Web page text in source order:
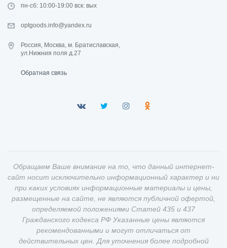
пн-сб: 10:00-19:00 вск: вых
optgoods.info@yandex.ru
Россия, Москва, м. Братиславская,
ул.Нижния поля д.27
Обратная связь
Обращаем Ваше внимание на то, что данный интернет-
сайт носит исключительно информационный характер и ни
при каких условиях информационные материалы и цены,
размещенные на сайте, не являются публичной офертой,
определяемой положениями Статей 435 и 437
Гражданского кодекса РФ Указанные цены являются
рекомендованными и могут отличаться от
действительных цен. Для уточнения более подробной